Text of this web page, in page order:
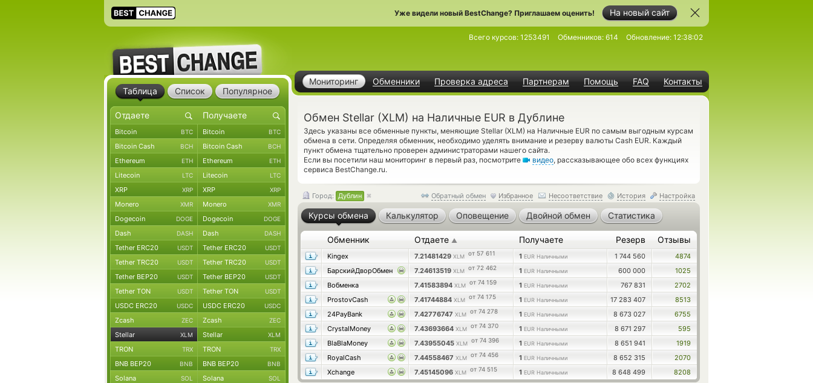
На новый сайт
Уже видели новый BestChange? Приглашаем оценить!
Мониторинг Обменники Проверка адреса Партнерам Помощь FAQ Контакты
Всего курсов: 1253491 Обменников: 614 Обновление: 12:38:02
Обмен Stellar (XLM) на Наличные EUR в Дублине
Здесь указаны все обменные пункты, меняющие Stellar (XLM) на Наличные EUR по самым выгодным курсам
обмена в сети. Определяя обменник, необходимо уделять внимание и резерву валюты Cash EUR. Каждый
пункт обмена тщательно проверен администраторами нашего сайта.
Если вы посетили наш мониторинг в первый раз, посмотрите
видео, рассказывающее обо всех функциях
сервиса BestChange.ru.
Обратный обмен Избранное Несоответствие История Настройка
Город: Дублин
Курсы обмена Калькулятор Оповещение Двойной обмен Статистика
Обменник Отдаете ▲ Получаете Резерв Отзывы
Kingex 7.21481429 XLM от 57 611 1 EUR Наличными 1 744 560
4874
БарскийДворОбмен
7.24613519 XLM от 72 462 1 EUR Наличными 600 000
1025
Вобменка
7.41583894 XLM от 74 159 1 EUR Наличными 767 831
2702
ProstovCash
7.41744884 XLM от 74 175 1 EUR Наличными 17 283 407
8513
24PayBank
7.42776747 XLM от 74 278 1 EUR Наличными 8 673 027
6755
CrystalMoney
7.43693664 XLM от 74 370 1 EUR Наличными 8 671 297
595
BlaBlaMoney
7.43955045 XLM от 74 396 1 EUR Наличными 8 651 941
1919
RoyalCash
7.44558467 XLM от 74 456 1 EUR Наличными 8 652 315
2070
Xchange
7.45145096 XLM от 74 515 1 EUR Наличными 8 648 499 8208
Таблица Список Популярное
Bitcoin BTC Bitcoin BTC
Bitcoin Cash BCH Bitcoin Cash BCH
Ethereum ETH Ethereum ETH
Litecoin LTC Litecoin LTC
XRP XRP XRP XRP
Monero XMR Monero XMR
Dogecoin DOGE Dogecoin DOGE
Dash DASH Dash DASH
Tether ERC20 USDT Tether ERC20 USDT
Tether TRC20 USDT Tether TRC20 USDT
Tether BEP20 USDT Tether BEP20 USDT
Tether TON USDT Tether TON USDT
USDC ERC20 USDC USDC ERC20 USDC
Zcash ZEC Zcash ZEC
Stellar XLM Stellar XLM
TRON TRX TRON TRX
BNB BEP20 BNB BNB BEP20 BNB
Solana SOL Solana SOL